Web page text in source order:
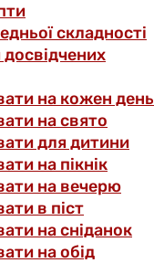
складності
на кожен день
на свято
для дитини
на пікнік
на вечерю
в піст
на сніданок
на обід